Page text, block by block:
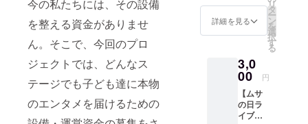
今の私たちには、その設備
を整える資金がありませ
ん。そこで、今回のプロ
ジェクトでは、どんなス
テージでも子ども達に本物
のエンタメを届けるための
moms
の公演
と思っ
て応援
ださる
方！ぜ
ひご支
（むさ
ひと
み）に
ンワー
ク
ショッ
プを開
催！
（nico't
詳細を見る
リ
タ
ー
ン
を
選
択
す
る
3,0
00 円
【ムサ
の日ラ
イブで